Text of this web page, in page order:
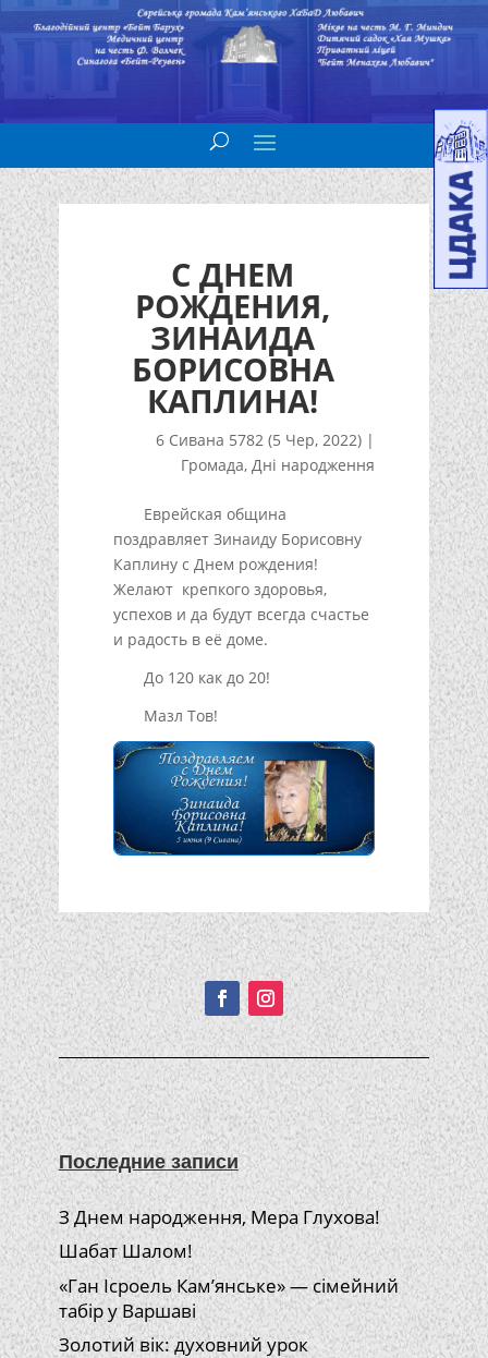
С ДНЕМ
РОЖДЕНИЯ,
ЗИНАИДА
БОРИСОВНА
КАПЛИНА!
6 Сивана 5782 (5 Чер, 2022) |
Громада,Дні народження
Еврейская община
поздравляет Зинаиду Борисовну
Каплину с Днем рождения!
Желают крепкого здоровья,
успехов и да будут всегда счастье
и радость в её доме.
До 120 как до 20!
Мазл Тов!
Подписывайтесь!
Последние записи
З Днем народження, Мера Глухова!
Шабат Шалом!
«Ган Ісроель Кам’янське» — сімейний
табір у Варшаві
Золотий вік: духовний урок